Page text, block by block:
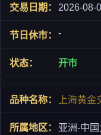
2026-08-
-
开市
上海黄金
亚洲-中